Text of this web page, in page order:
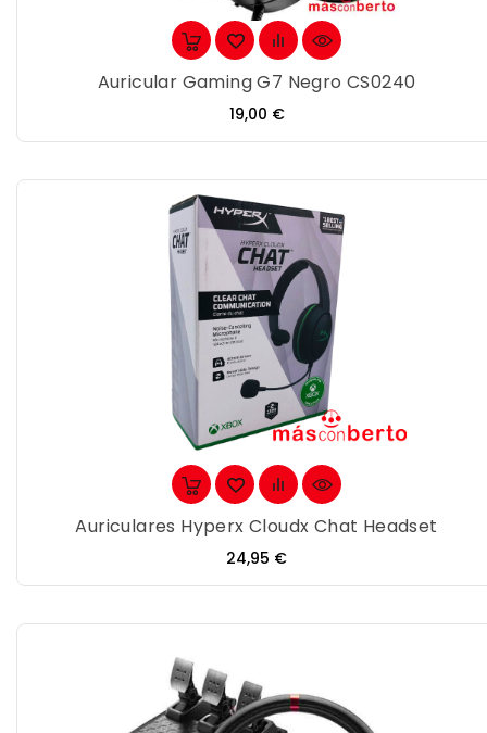
Auricular Gaming G7 Negro CS0240
Precio
19,00 €
Auriculares Hyperx Cloudx Chat Headset
Precio
24,95 €